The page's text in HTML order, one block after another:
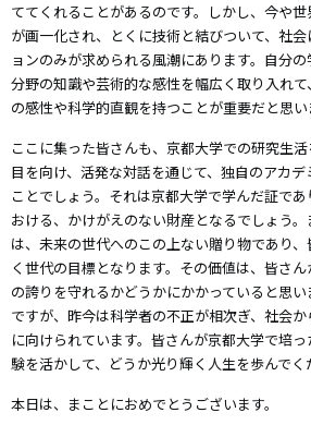
ててくれることがあるのです。しかし、今や
が画一化され、とくに技術と結びついて、社
ョンのみが求められる風潮にあります。自分
分野の知識や芸術的な感性を幅広く取り入れ
の感性や科学的直観を持つことが重要だと思い
ここに集った皆さんも、京都大学での研究生
目を向け、活発な対話を通じて、独自のアカ
ことでしょう。それは京都大学で学んだ証で
おける、かけがえのない財産となるでしょう
は、未来の世代へのこの上ない贈り物であり
く世代の目標となります。その価値は、皆さ
の誇りを守れるかどうかにかかっていると思
ですが、昨今は科学者の不正が相次ぎ、社会
に向けられています。皆さんが京都大学で培
験を活かして、どうか光り輝く人生を歩んでく
本日は、まことにおめでとうございます。